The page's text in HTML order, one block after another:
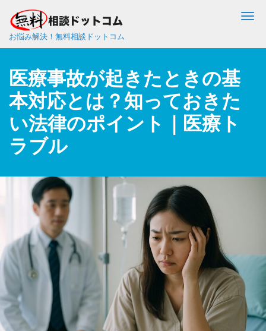
お悩み解決！無料相談ドットコム
医療事故が起きたときの基
本対応とは？知っておきた
い法律のポイント｜医療ト
ラブル